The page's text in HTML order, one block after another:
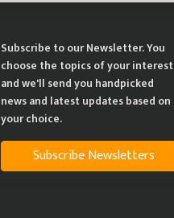
Subscribe to our Newsletter. You
choose the topics of your interest
and we'll send you handpicked
news and latest updates based on
your choice.
Subscribe Newsletters